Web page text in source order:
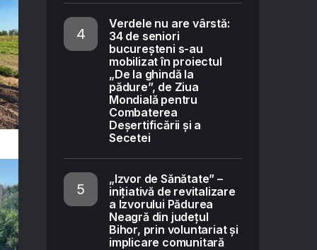
Verdele nu are vârstă:
34 de seniori
bucureșteni s-au
mobilizat în proiectul
„De la ghindă la
pădure”, de Ziua
Mondială pentru
Combaterea
Deșertificării și a
Secetei
„Izvor de Sănătate” –
inițiativă de revitalizare
a Izvorului Pădurea
Neagră din județul
Bihor, prin voluntariat și
implicare comunitară